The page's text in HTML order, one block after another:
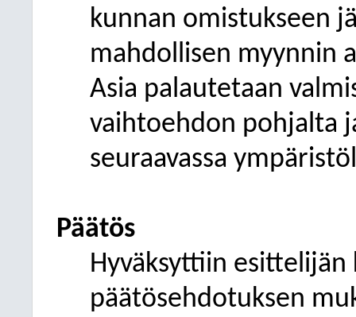
kunnan omistukseen
mahdollisen myynnin
Asia palautetaan
vaihtoehdon pohjalta
seuraavassa
Päätös
Hyväksyttiin esittelijän
päätösehdotuksen